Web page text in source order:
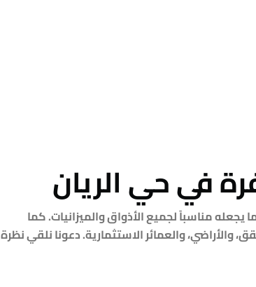
في حي الريان
يجعله مناسباً لجميع الأذواق والميزانيات. كما
والأراضي، والعمائر الاستثمارية. دعونا نلقي نظرة